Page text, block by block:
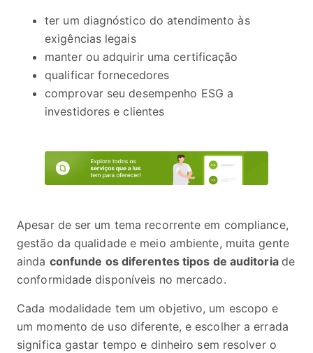
ter um diagnóstico do atendimento às
exigências legais
manter ou adquirir uma certificação
qualificar fornecedores
comprovar seu desempenho ESG a
investidores e clientes
Apesar de ser um tema recorrente em compliance,
gestão da qualidade e meio ambiente, muita gente
ainda confunde os diferentes tipos de auditoria de
conformidade disponíveis no mercado.
Cada modalidade tem um objetivo, um escopo e
um momento de uso diferente, e escolher a errada
significa gastar tempo e dinheiro sem resolver o